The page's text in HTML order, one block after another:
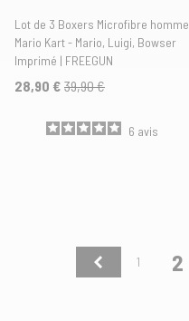
Lot de 3 Boxers Microfibre homme
Mario Kart - Mario, Luigi, Bowser
Imprimé | FREEGUN
28,90 € 39,90 €
6 avis
Précédent1 2